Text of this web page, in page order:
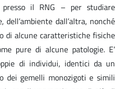
presso il RNG – per studiare
dall’altra, nonché
di alcune caratteristiche fisiche
pure di alcune patologie. E’
di individui, identici da un
dei gemelli monozigoti e simili